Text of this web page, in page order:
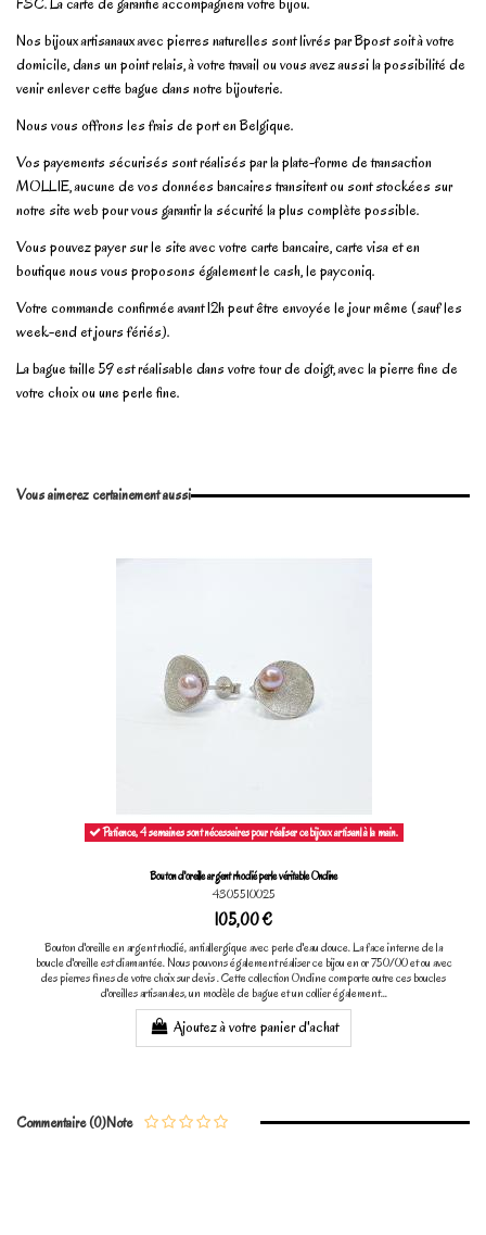
FSC. La carte de garantie accompagnera votre bijou.
Nos bijoux artisanaux avec pierres naturelles sont livrés par Bpost soit à votre
domicile, dans un point relais, à votre travail ou vous avez aussi la possibilité de
venir enlever cette bague dans notre bijouterie.
Nous vous offrons les frais de port en Belgique.
Vos payements sécurisés sont réalisés par la plate-forme de transaction
MOLLIE, aucune de vos données bancaires transitent ou sont stockées sur
notre site web pour vous garantir la sécurité la plus complète possible.
Vous pouvez payer sur le site avec votre carte bancaire, carte visa et en
boutique nous vous proposons également le cash, le payconiq.
Votre commande confirmée avant 12h peut être envoyée le jour même (sauf les
week-end et jours fériés).
La bague taille 59 est réalisable dans votre tour de doigt, avec la pierre fine de
votre choix ou une perle fine.
Marque
Vous aimerez certainement aussi
Patience, 4 semaines sont nécessaires pour réaliser ce bijoux artisanl à la main.
Bouton d'oreille argent rhodié perle véritable Ondine
4305510025
105,00 €
Bouton d'oreille en argent rhodié, antiallergique avec perle d'eau douce. La face interne de la
boucle d'oreille est diamantée. Nous pouvons également réaliser ce bijou en or 750/00 et ou avec
des pierres fines de votre choix sur devis . Cette collection Ondine comporte outre ces boucles
d'oreilles artisanales, un modèle de bague et un collier également...
Ajoutez à votre panier d'achat
Note
Commentaire (0)